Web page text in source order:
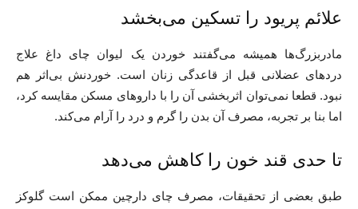
علائم پریود را تسکین می‌بخشد
مادربزرگ‌ها همیشه می‌گفتند خوردن یک لیوان چای داغ علاج
دردهای عضلانی قبل از قاعدگی زنان است. خوردنش بی‌اثر هم
نبود. قطعا نمی‌توان اثربخشی آن را با داروهای مسکن مقایسه کرد،
اما بنا بر تجربه، مصرف آن بدن را گرم و درد را آرام می‌کند.
تا حدی قند خون را کاهش می‌دهد
طبق بعضی از تحقیقات، مصرف چای دارچین ممکن است گلوکز